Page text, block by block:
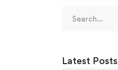
for:
Latest Posts